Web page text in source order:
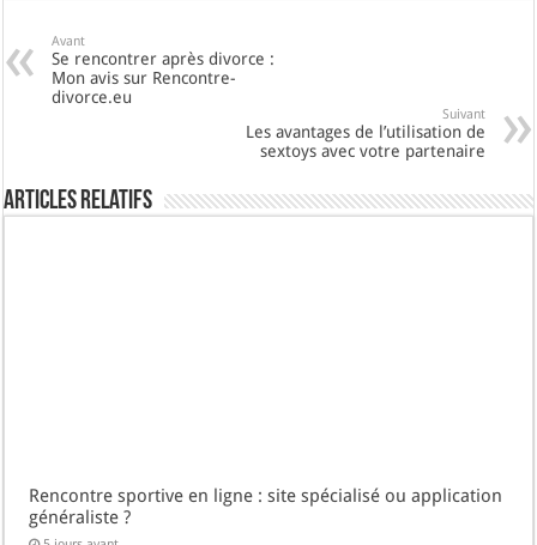
Avant
Se rencontrer après divorce :
Mon avis sur Rencontre-
divorce.eu
Suivant
Les avantages de l’utilisation de
sextoys avec votre partenaire
Articles Relatifs
Rencontre sportive en ligne : site spécialisé ou application
généraliste ?